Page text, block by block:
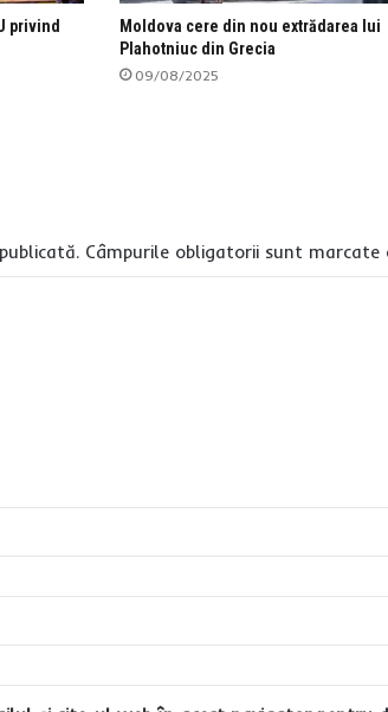
privind
Moldova cere din nou extrădarea lui
Plahotniuc din Grecia
09/08/2025
Câmpurile obligatorii sunt marcate